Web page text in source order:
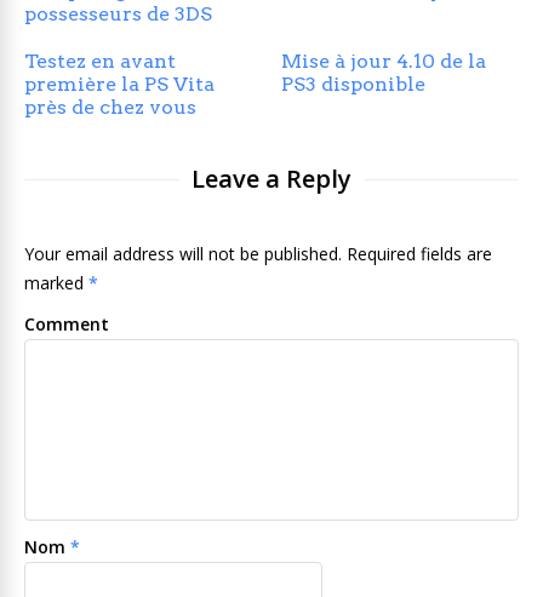
possesseurs de 3DS
Testez en avant
première la PS Vita
près de chez vous
Mise à jour 4.10 de la
PS3 disponible
Leave a Reply
Your email address will not be published. Required fields are
marked *
Comment
Nom *